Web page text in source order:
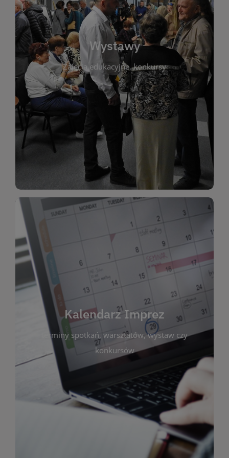
Wystawy
Zajęcia edukacyjne, konkursy
Wystawy
Biblioteka organizuje prezentujące zarówno
sztukę lokalnych twórców, jak i zbiory tematyczne.
W tej sekcji znajdziesz informacje o aktualnych
ekspozycjach oraz archiwum wystaw z
poprzednich lat. Prezentowane prace obejmują
malarstwo, fotografię, rękodzieło i inne formy
artystyczne. Każda wystawa to wyjątkowa okazja
do kontaktu z kulturą i sztuką w przestrzeni
biblioteki. Serdecznie zapraszamy wszystkich
Kalendarz Imprez
terminy spotkań, warsztatów, wystaw czy
konkursów
Kalendarz Imprez
Zakładka ta gromadzi wszystkie planowane
wydarzenia kulturalne i edukacyjne organizowane
przez bibliotekę. Możesz tu sprawdzić terminy
spotkań, warsztatów, wystaw czy konkursów.
Dzięki przejrzystemu kalendarzowi łatwo
zaplanujesz udział w interesujących Cię
wydarzeniach. Aktualizujemy harmonogram na
bieżąco, by zawsze był zgodny z planem pracy
biblioteki. Zapraszamy do śledzenia i uczestnictwa
w życiu kulturalnym miasta!
WIĘCEJ